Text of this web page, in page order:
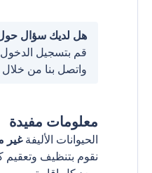
هل لديك سؤال
قم بتسجيل الدخول
واتصل بنا من خلال
معلومات مفيدة
الحيوانات الأليفةغير
نقوم بتنظيف